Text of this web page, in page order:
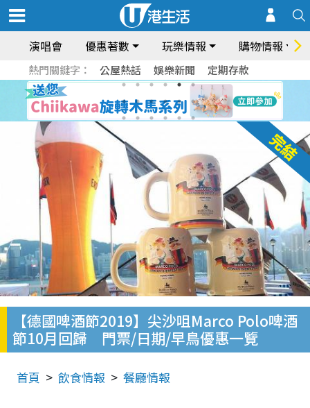
演唱會 優惠著數 玩樂情報 購物情報
熱門關鍵字： 公屋熱話 娛樂新聞 定期存款
【德國啤酒節2019】尖沙咀Marco Polo啤酒
節10月回歸 門票/日期/早鳥優惠一覽
首頁 飲食情報 餐廳情報